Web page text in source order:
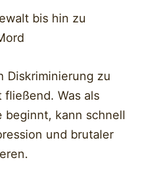
bis hin zu
Diskriminierung zu
Was als
beginnt, kann schnell
und brutaler